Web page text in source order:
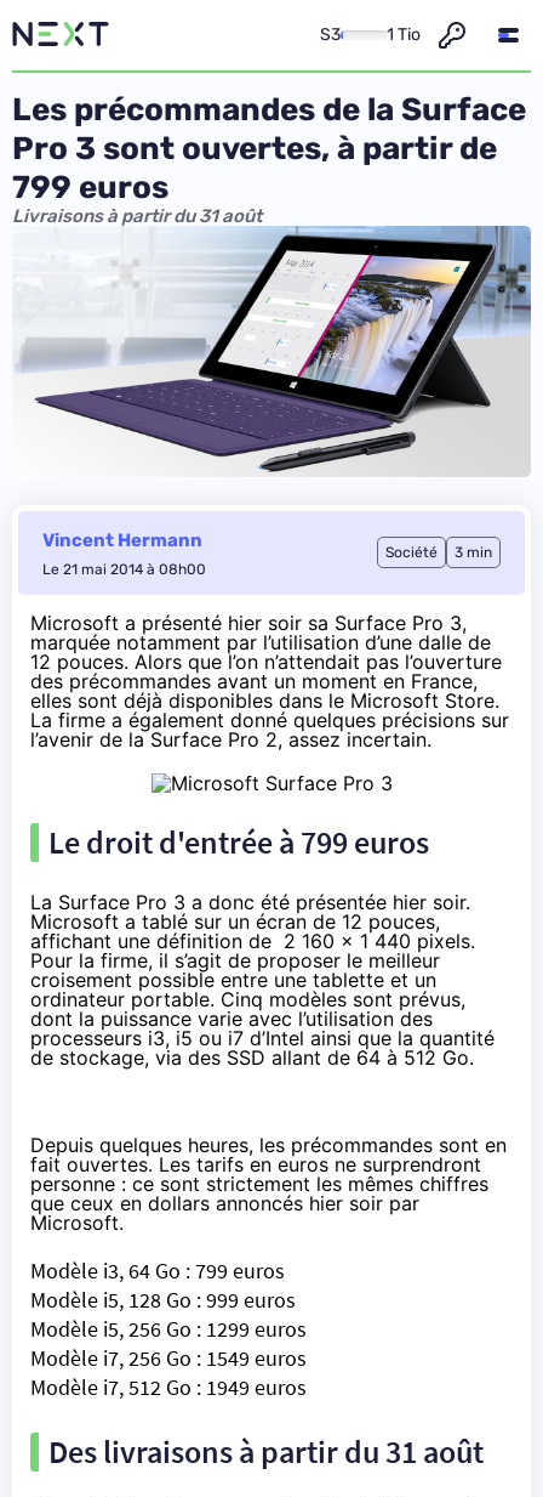
S3 1 Tio
Les précommandes de la Surface
Pro 3 sont ouvertes, à partir de
799 euros
Livraisons à partir du 31 août
Vincent Hermann
Le 21 mai 2014 à 08h00
Société 3 min
Microsoft a présenté hier soir sa Surface Pro 3,
marquée notamment par l’utilisation d’une dalle de
12 pouces. Alors que l’on n’attendait pas l’ouverture
des précommandes avant un moment en France,
elles sont déjà disponibles dans le Microsoft Store.
La firme a également donné quelques précisions sur
l’avenir de la Surface Pro 2, assez incertain.
Le droit d'entrée à 799 euros
La Surface Pro 3 a donc été présentée hier soir.
Microsoft a tablé sur un écran de 12 pouces,
affichant une définition de 2 160 x 1 440 pixels.
Pour la firme, il s’agit de proposer le meilleur
croisement possible entre une tablette et un
ordinateur portable. Cinq modèles sont prévus,
dont la puissance varie avec l’utilisation des
processeurs i3, i5 ou i7 d’Intel ainsi que la quantité
de stockage, via des SSD allant de 64 à 512 Go.
Depuis quelques heures, les précommandes sont en
fait ouvertes. Les tarifs en euros ne surprendront
personne : ce sont strictement les mêmes chiffres
que ceux en dollars annoncés hier soir par
Microsoft.
Modèle i3, 64 Go : 799 euros
Modèle i5, 128 Go : 999 euros
Modèle i5, 256 Go : 1299 euros
Modèle i7, 256 Go : 1549 euros
Modèle i7, 512 Go : 1949 euros
Des livraisons à partir du 31 août